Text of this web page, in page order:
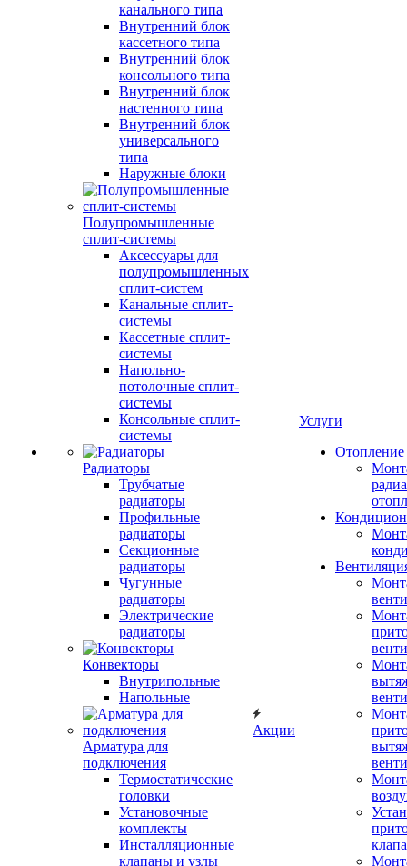
канального типа
Внутренний блок
кассетного типа
Внутренний блок
консольного типа
Внутренний блок
настенного типа
Внутренний блок
универсального
типа
Наружные блоки
Полупромышленные
сплит-системы
Аксессуары для
полупромышленных
сплит-систем
Канальные сплит-
системы
Кассетные сплит-
системы
Напольно-
потолочные сплит-
системы
Консольные сплит-
системы
Радиаторы
Трубчатые
радиаторы
Профильные
радиаторы
Секционные
радиаторы
Чугунные
радиаторы
Электрические
радиаторы
Конвекторы
Внутрипольные
Напольные
Арматура для
подключения
Термостатические
головки
Установочные
комплекты
Инсталляционные
клапаны и узлы
Акции
Услуги
Отопление